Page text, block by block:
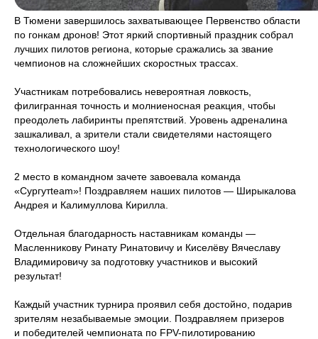
В Тюмени завершилось захватывающее Первенство области
по гонкам дронов! Этот яркий спортивный праздник собрал
лучших пилотов региона, которые сражались за звание
чемпионов на сложнейших скоростных трассах.
Участникам потребовались невероятная ловкость,
филигранная точность и молниеносная реакция, чтобы
преодолеть лабиринты препятствий. Уровень адреналина
зашкаливал, а зрители стали свидетелями настоящего
технологического шоу!
2 место в командном зачете завоевала команда
«Сургутteam»! Поздравляем наших пилотов — Ширыкалова
Андрея и Калимуллова Кирилла.
Отдельная благодарность наставникам команды —
Масленникову Ринату Ринатовичу и Киселёву Вячеславу
Владимировичу за подготовку участников и высокий
результат!
Каждый участник турнира проявил себя достойно, подарив
зрителям незабываемые эмоции. Поздравляем призеров
и победителей чемпионата по FPV-пилотированию